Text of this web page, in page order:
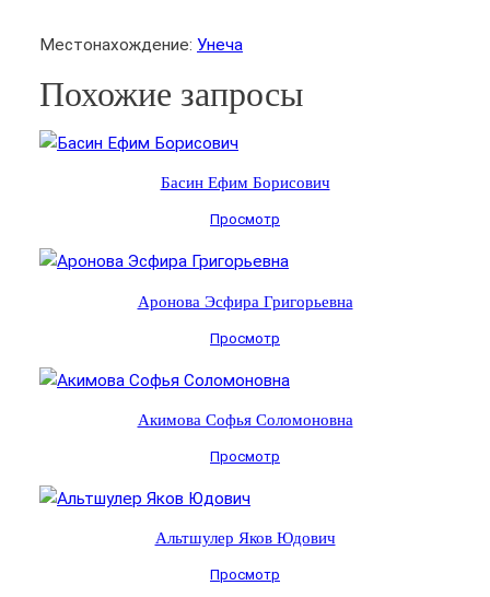
Местонахождение: Унеча
Похожие запросы
Басин Ефим Борисович
Просмотр
Аронова Эсфира Григорьевна
Просмотр
Акимова Софья Соломоновна
Просмотр
Альтшулер Яков Юдович
Просмотр